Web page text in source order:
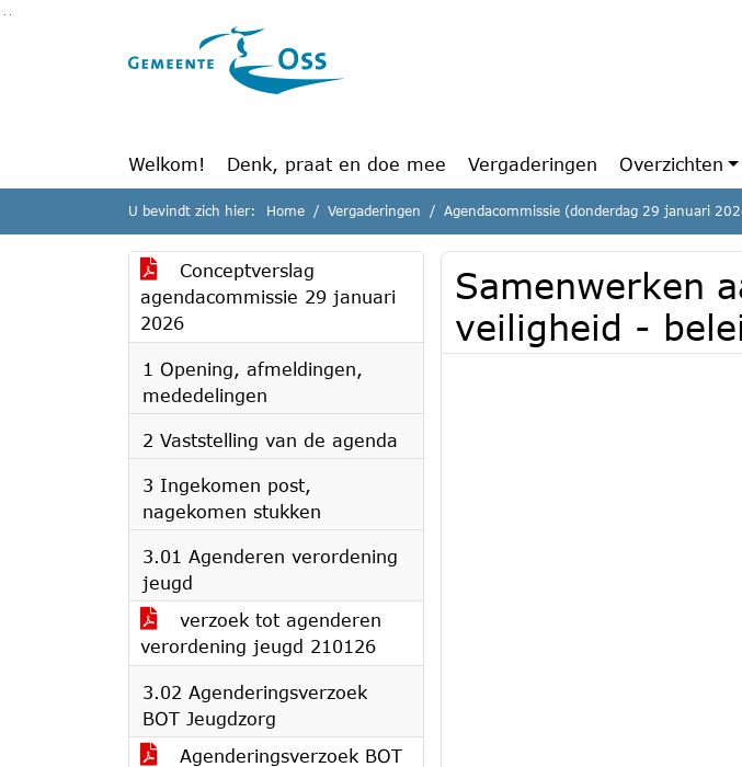
Ga naar de inhoud van deze pagina
Welkom! Denk, praat en doe mee Vergaderingen Overzichten
U bevindt zich hier: Home Vergaderingen Agendacommissie (donderdag 29 januari
Conceptverslag
agendacommissie 29 januari
2026
1 Opening, afmeldingen,
mededelingen
2 Vaststelling van de agenda
3 Ingekomen post,
nagekomen stukken
3.01 Agenderen verordening
jeugd
verzoek tot agenderen
verordening jeugd 210126
3.02 Agenderingsverzoek
BOT Jeugdzorg
Agenderingsverzoek BOT
Samenwerken
veiligheid -